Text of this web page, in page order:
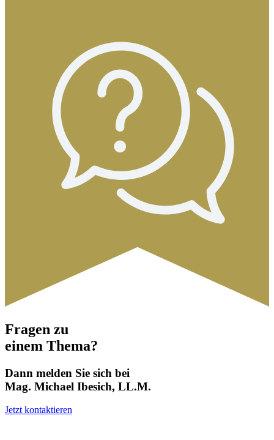
Fragen zu
einem Thema?
Dann melden Sie sich bei
Mag. Michael Ibesich, LL.M.
Jetzt kontaktieren